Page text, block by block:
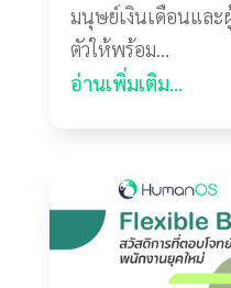
มนุษย์เงินเดือนและ
ตัวให้พร้อม...
อ่านเพิ่มเติม...